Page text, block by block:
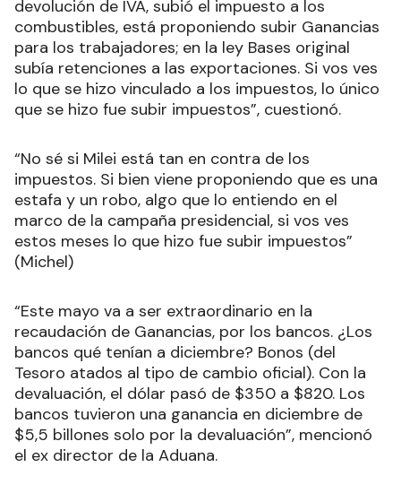
devolución de IVA, subió el impuesto a los
combustibles, está proponiendo subir Ganancias
para los trabajadores; en la ley Bases original
subía retenciones a las exportaciones. Si vos ves
lo que se hizo vinculado a los impuestos, lo único
que se hizo fue subir impuestos”, cuestionó.
“No sé si Milei está tan en contra de los
impuestos. Si bien viene proponiendo que es una
estafa y un robo, algo que lo entiendo en el
marco de la campaña presidencial, si vos ves
estos meses lo que hizo fue subir impuestos”
(Michel)
“Este mayo va a ser extraordinario en la
recaudación de Ganancias, por los bancos. ¿Los
bancos qué tenían a diciembre? Bonos (del
Tesoro atados al tipo de cambio oficial). Con la
devaluación, el dólar pasó de $350 a $820. Los
bancos tuvieron una ganancia en diciembre de
$5,5 billones solo por la devaluación”, mencionó
el ex director de la Aduana.